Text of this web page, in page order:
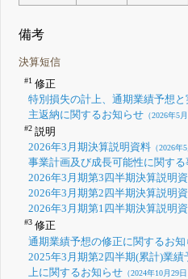
備考
決算短信
#1修正
特別損失の計上、通期業績予想
主返納に関するお知らせ（2026年5月
#2説明
2026年3月期決算説明資料（2026年5
事業計画及び成長可能性に関する
2026年3月期第3四半期決算説明
2026年3月期第2四半期決算説明
2026年3月期第1四半期決算説明
#3修正
通期業績予想の修正に関するお知
2025年3月期第2四半期(累計)業
上に関するお知らせ（2024年10月29日